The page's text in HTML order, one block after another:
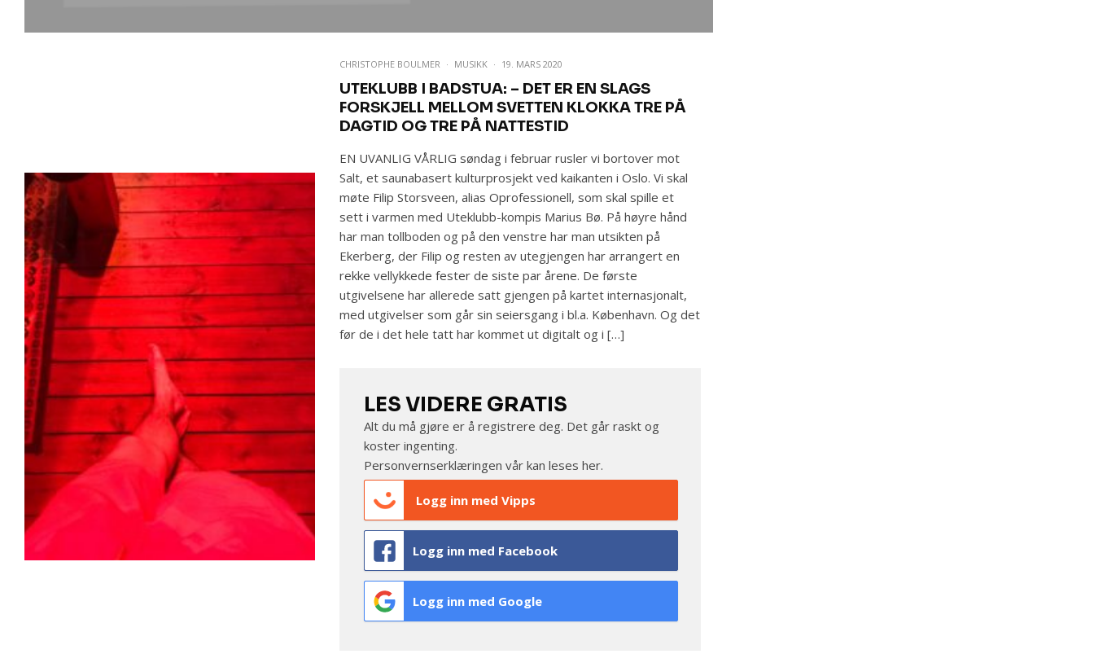
CHRISTOPHE BOULMER · MUSIKK · 19. MARS 2020
UTEKLUBB I BADSTUA: – DET ER EN SLAGS
FORSKJELL MELLOM SVETTEN KLOKKA TRE PÅ
DAGTID OG TRE PÅ NATTESTID
EN UVANLIG VÅRLIG søndag i februar rusler vi bortover mot
Salt, et saunabasert kulturprosjekt ved kaikanten i Oslo. Vi skal
møte Filip Storsveen, alias Oprofessionell, som skal spille et
sett i varmen med Uteklubb-kompis Marius Bø. På høyre hånd
har man tollboden og på den venstre har man utsikten på
Ekerberg, der Filip og resten av utegjengen har arrangert en
rekke vellykkede fester de siste par årene. De første
utgivelsene har allerede satt gjengen på kartet internasjonalt,
med utgivelser som går sin seiersgang i bl.a. København. Og det
før de i det hele tatt har kommet ut digitalt og i […]
LES VIDERE GRATIS
Alt du må gjøre er å registrere deg. Det går raskt og
koster ingenting.
Personvernserklæringen vår kan lesesher.
Logg inn med Vipps
Logg inn med Facebook
Logg inn med Google